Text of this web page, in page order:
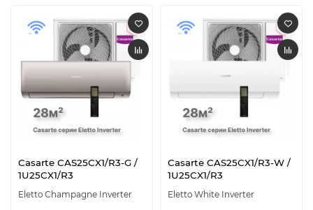
Casarte CAS25CX1/R3-G /
1U25CX1/R3
Eletto Champagne Inverter
Casarte CAS25CX1/R3-W /
1U25CX1/R3
Eletto White Inverter